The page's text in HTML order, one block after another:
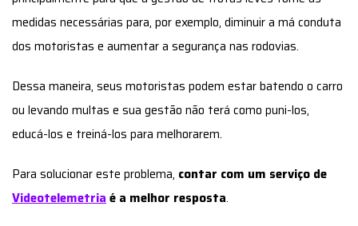
medidas necessárias para, por exemplo, diminuir a má conduta
dos motoristas e aumentar a segurança nas rodovias.
Dessa maneira, seus motoristas podem estar batendo o carro
ou levando multas e sua gestão não terá como puni-los,
educá-los e treiná-los para melhorarem.
Para solucionar este problema, contar com um serviço de
Videotelemetria é a melhor resposta.